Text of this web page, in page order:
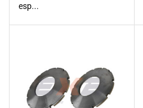
esp...